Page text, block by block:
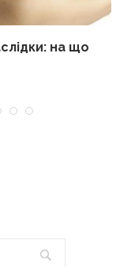
на що